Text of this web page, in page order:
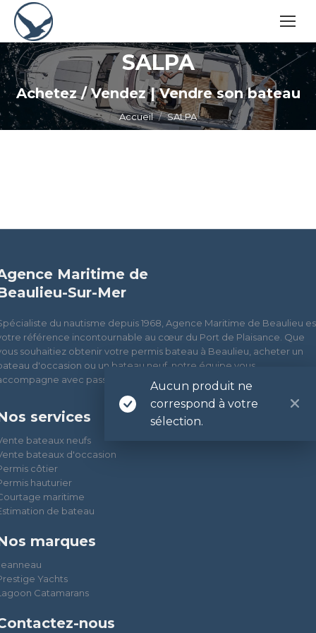
SALPA
Achetez / Vendez | Vendre son bateau
Vous êtes ici :
Accueil SALPA
Aucun produit ne
correspond à votre
sélection.
Maritime de
Sur-Mer
du nautisme depuis 1968, Agence Maritime de Beaulieu
référence incontournable au cœur du Port de Plaisance. Que
souhaitiez obtenir votre permis bateau à Beaulieu, acheter un
d'occasion ou un bateau neuf, notre équipe vous
avec passion et expertise
services
bateaux neufs
bateaux d'occasion
côtier
hauturier
maritime
de bateau
marques
Yachts
Catamarans
nous